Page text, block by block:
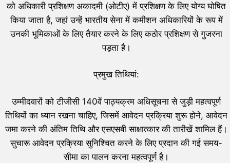
को अधिकारी प्रशिक्षण अकादमी (ओटीए) में प्रशिक्षण के लिए योग्य घोषित
किया जाता है, जहां उन्हें भारतीय सेना में कमीशन अधिकारियों के रूप में
उनकी भूमिकाओं के लिए तैयार करने के लिए कठोर प्रशिक्षण से गुजरना
पड़ता है।
प्रमुख तिथियां:
उम्मीदवारों को टीजीसी 140वें पाठ्यक्रम अधिसूचना से जुड़ी महत्वपूर्ण
तिथियों का ध्यान रखना चाहिए, जिसमें आवेदन प्रक्रिया शुरू होने, आवेदन
जमा करने की अंतिम तिथि और एसएसबी साक्षात्कार की तारीखें शामिल हैं।
सुचारू आवेदन प्रक्रिया सुनिश्चित करने के लिए प्रदान की गई समय-
सीमा का पालन करना महत्वपूर्ण है।